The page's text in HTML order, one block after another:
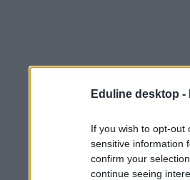
Eduline desktop -
If you wish to opt-out
sensitive information
confirm your
continue seeing